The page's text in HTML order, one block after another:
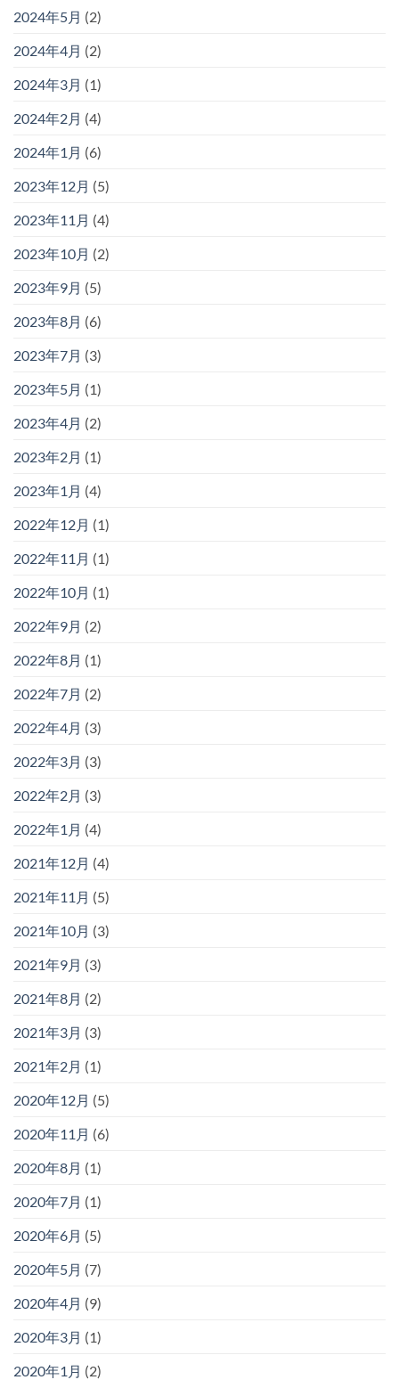
2024年5月 (2)
2024年4月 (2)
2024年3月 (1)
2024年2月 (4)
2024年1月 (6)
2023年12月 (5)
2023年11月 (4)
2023年10月 (2)
2023年9月 (5)
2023年8月 (6)
2023年7月 (3)
2023年5月 (1)
2023年4月 (2)
2023年2月 (1)
2023年1月 (4)
2022年12月 (1)
2022年11月 (1)
2022年10月 (1)
2022年9月 (2)
2022年8月 (1)
2022年7月 (2)
2022年4月 (3)
2022年3月 (3)
2022年2月 (3)
2022年1月 (4)
2021年12月 (4)
2021年11月 (5)
2021年10月 (3)
2021年9月 (3)
2021年8月 (2)
2021年3月 (3)
2021年2月 (1)
2020年12月 (5)
2020年11月 (6)
2020年8月 (1)
2020年7月 (1)
2020年6月 (5)
2020年5月 (7)
2020年4月 (9)
2020年3月 (1)
2020年1月 (2)